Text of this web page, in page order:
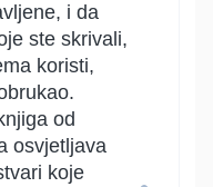
i da
ste skrivali,
koristi,
od
osvjetljava
koje